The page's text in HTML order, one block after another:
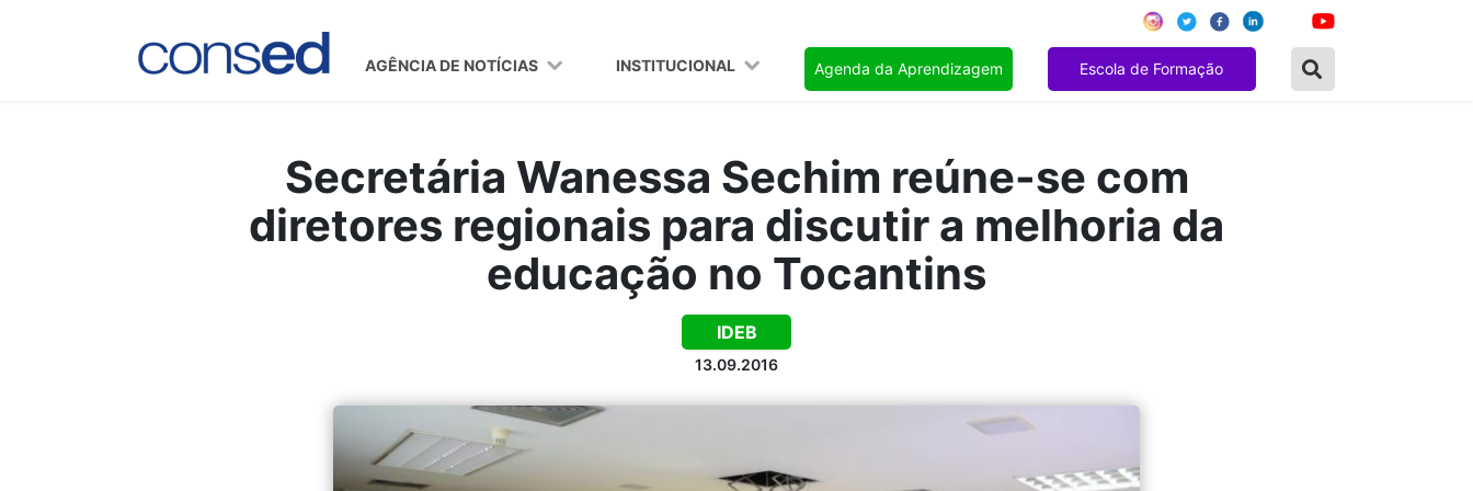
AGÊNCIA DE NOTÍCIAS INSTITUCIONAL Agenda da Aprendizagem Escola de Formação
Secretária Wanessa Sechim reúne-se com
diretores regionais para discutir a melhoria da
educação no Tocantins
IDEB
13.09.2016